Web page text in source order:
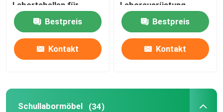
Produkte
Moderne Labormöbel
Schullabormöbel
Labortabellen für
Schule-Soem
Bestpreis
Kontakt
Laborausrüstung
Bestpreis
Kontakt
Schullabormöbel (34)